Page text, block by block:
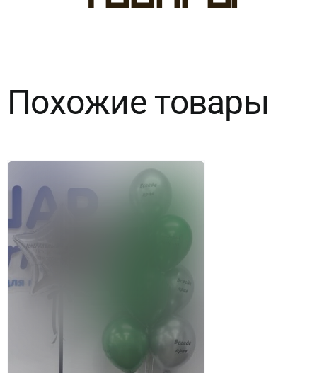
Набор
Похожие товары